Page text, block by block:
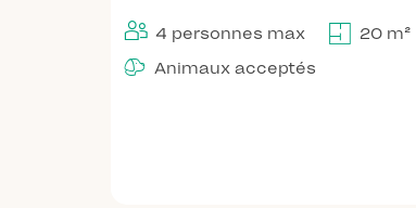
4 personnes max 20 m²
Animaux acceptés